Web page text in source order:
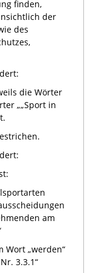
finden,
der
des
die Wörter
„„Sport in
am
Wort „werden“
3.3.1“